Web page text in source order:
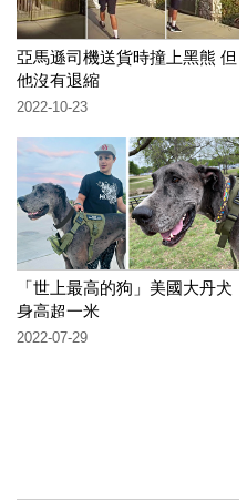
亞馬遜司機送貨時撞上黑熊 但
他沒有退縮
2022-10-23
「世上最高的狗」美國大丹犬
身高超一米
2022-07-29